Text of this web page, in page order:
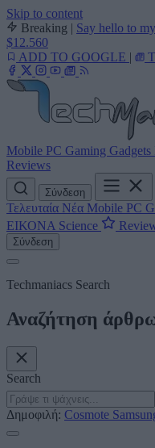
Skip to content
Breaking | Say hello to
$12.560
ADD TO GOOGLE |
Mobile PC Gaming Gadgets
Reviews
Σύνδεση
Τελευταία Νέα Mobile PC
ΕΙΚΟΝΑ Science
Σύνδεση
Techmaniacs Search
Αναζήτηση
Search
Δημοφιλή: Cosmote